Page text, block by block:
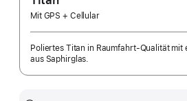
Mit GPS + Cellular
Poliertes Titan in Raumfahrt-Qualität mit
aus Saphirglas.